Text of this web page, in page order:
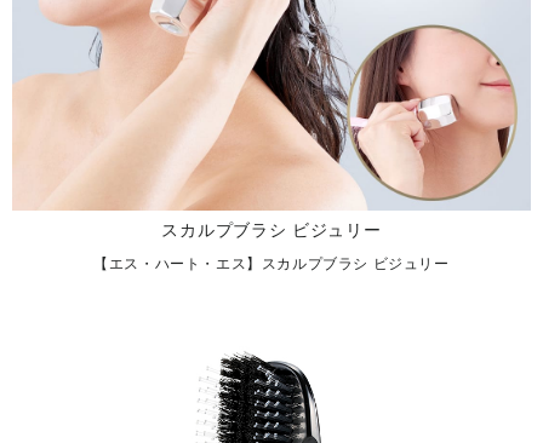
スカルプブラシ ビジュリー
【エス・ハート・エス】スカルプブラシ ビジュリー